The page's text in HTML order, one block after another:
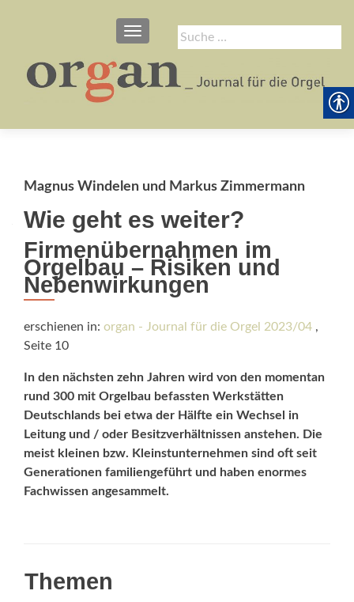
Suche
nach:
SCHALTE NAVIGATION
Magnus Windelen und Markus Zimmermann
Wie geht es weiter?
Firmenübernahmen im
Orgelbau – Risiken und
Nebenwirkungen
erschienen in: organ - Journal für die Orgel 2023/04 ,
Seite 10
In den nächsten zehn Jahren wird von den momentan
rund 300 mit Orgelbau befassten Werkstätten
Deutschlands bei etwa der Hälfte ein Wechsel in
Leitung und / oder Besitzverhältnissen anstehen. Die
meist kleinen bzw. Kleinstunternehmen sind oft seit
Generationen familiengeführt und haben enormes
Fachwissen angesammelt.
Themen